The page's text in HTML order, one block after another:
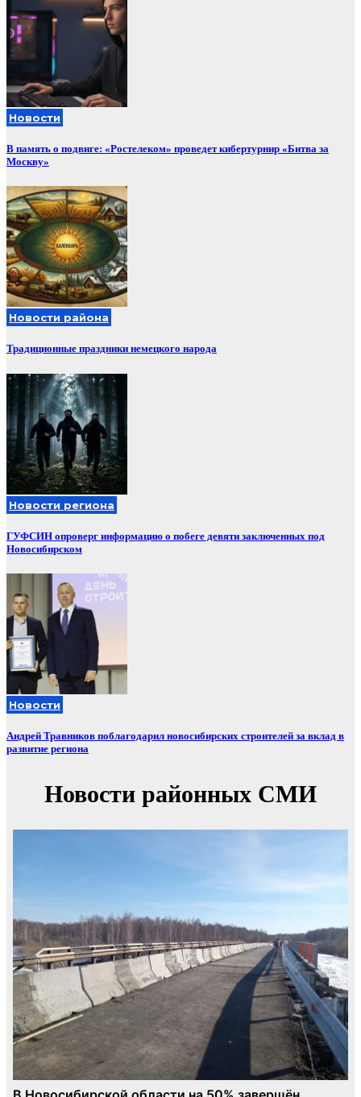
Новости
В память о подвиге: «Ростелеком» проведет кибертурнир «Битва за
Москву»
Новости района
Традиционные праздники немецкого народа
Новости региона
ГУФСИН опроверг информацию о побеге девяти заключенных под
Новосибирском
Новости
Андрей Травников поблагодарил новосибирских строителей за вклад в
развитие региона